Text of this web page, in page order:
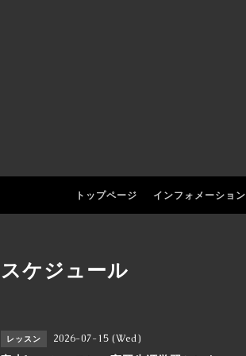
トップページ インフォメーション
スケジュール
レッスン 2026-07-15 (Wed)